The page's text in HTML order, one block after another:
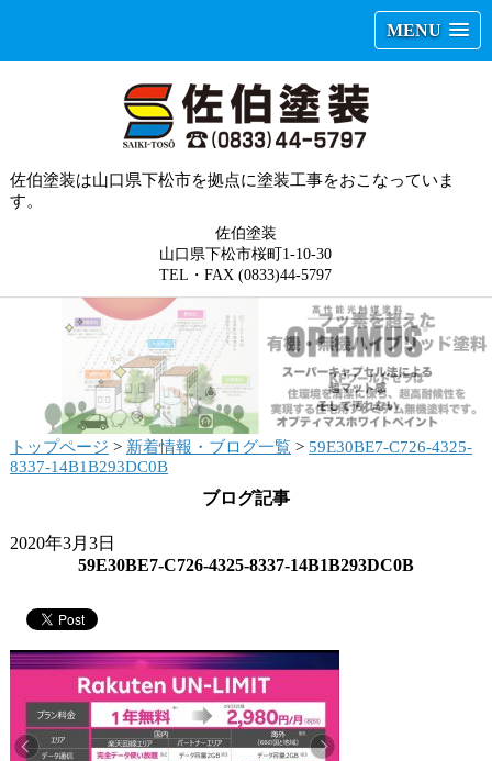
MENU
佐伯塗装は山口県下松市を拠点に塗装工事をおこなっていま
す。
佐伯塗装
山口県下松市桜町1-10-30
TEL・FAX (0833)44-5797
トップページ > 新着情報・ブログ一覧> 59E30BE7-C726-4325-
8337-14B1B293DC0B
ブログ記事
2020年3月3日
59E30BE7-C726-4325-8337-14B1B293DC0B